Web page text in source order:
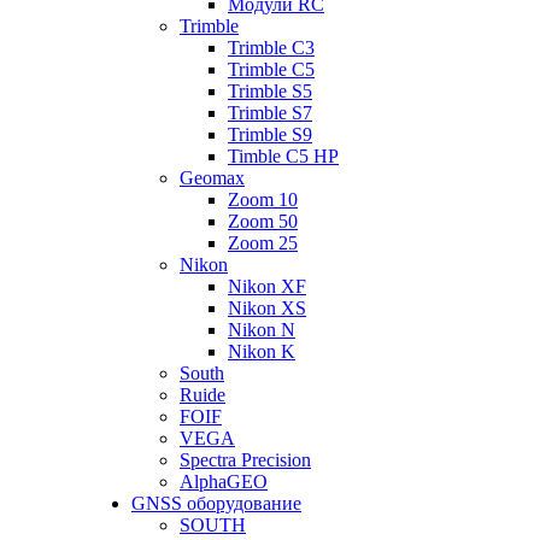
Модули RC
Trimble
Trimble C3
Trimble C5
Trimble S5
Trimble S7
Trimble S9
Timble C5 HP
Geomax
Zoom 10
Zoom 50
Zoom 25
Nikon
Nikon XF
Nikon XS
Nikon N
Nikon K
South
Ruide
FOIF
VEGA
Spectra Precision
AlphaGEO
GNSS оборудование
SOUTH